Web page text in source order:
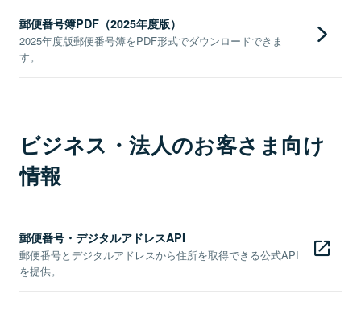
郵便番号簿PDF（2025年度版）
2025年度版郵便番号簿をPDF形式でダウンロードできま
す。
ビジネス・法人のお客さま向け
情報
郵便番号・デジタルアドレスAPI
郵便番号とデジタルアドレスから住所を取得できる公式API
を提供。